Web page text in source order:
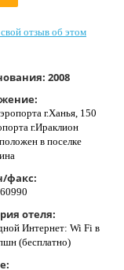
отзыв об этом
2008
г.Ханья, 150
г.Ираклион
в поселке
факс:
отеля:
Интернет: Wi Fi в
(бесплатно)